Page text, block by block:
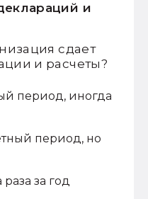
и
сдает
и расчеты?
период, иногда
период, но
за год